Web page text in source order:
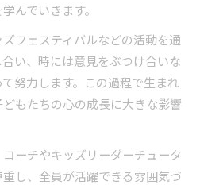
んでいきます。
フェスティバルなどの活動を通
い、時には意見をぶつけ合いな
努力します。この過程で生まれ
もたちの心の成長に大きな影響
ーチやキッズリーダーチュータ
し、全員が活躍できる雰囲気づ